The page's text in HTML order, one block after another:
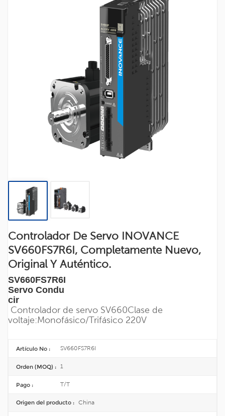
Controlador De Servo INOVANCE
SV660FS7R6I, Completamente Nuevo,
Original Y Auténtico.
SV660FS7R6I
Servo Condu
cir
Controlador de servo SV660Clase de
voltaje:Monofásico/Trifásico 220V
Artículo No : SV660FS7R6I
Orden (MOQ) : 1
Pago : T/T
Origen del producto : China